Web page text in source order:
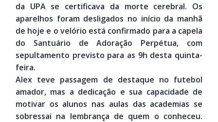
da UPA se certificava da morte cerebral. Os
aparelhos foram desligados no início da manhã
de hoje e o velório está confirmado para a capela
do Santuário de Adoração Perpétua, com
sepultamento previsto para as 9h desta quinta-
feira.
Alex teve passagem de destaque no futebol
amador, mas a dedicação e sua capacidade de
motivar os alunos nas aulas das academias se
sobressai na lembrança de quem o conheceu.